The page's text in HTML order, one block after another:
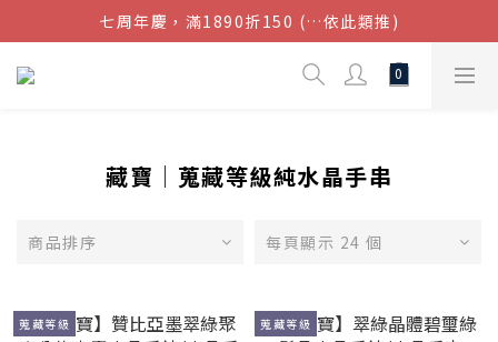
結帳金額滿$1080超取免運
七周年慶，滿1890折150 (…依此類推)
點我加入官方LINE帳號，獲得50元現金券
藏寶│蒐藏等級純水晶手串
商品排序 每頁顯示 24 個
蒐藏等級 蒐藏等級